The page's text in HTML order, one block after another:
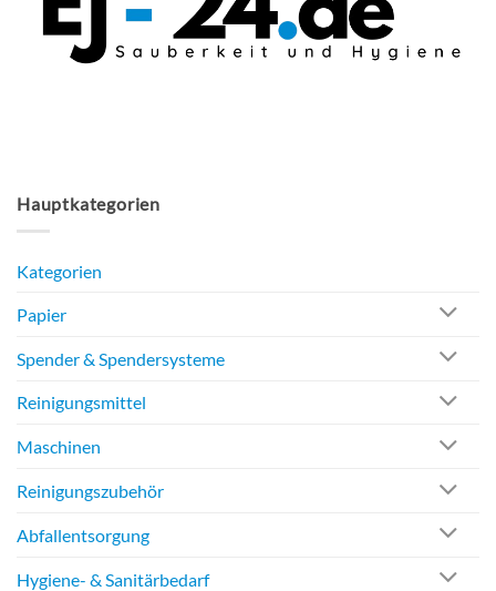
Hauptkategorien
Kategorien
Papier
Spender & Spendersysteme
Reinigungsmittel
Maschinen
Reinigungszubehör
Abfallentsorgung
Hygiene- & Sanitärbedarf